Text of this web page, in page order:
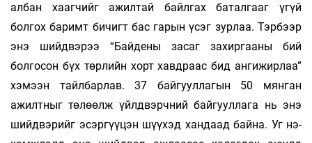
албан хаагчийг ажилтай байлгах ба­талгааг үгүй
болгох баримт бичигт бас га­рын үсэг зурлаа. Тэрбээр
энэ шийдвэрээ “Бай­дены за­­саг захиргааны бий
болгосон бүх төрлийн хорт хавдраас бид ангижирлаа”
хэмээн тайл­бар­­лав. 37 байгууллагын 50 мянган
ажилт­ныг тө­лөөлж үйлдвэрчний байгууллага нь энэ
шийд­вэрийг эсэргүүцэн шүүхэд хандаад байна. Уг нэ­